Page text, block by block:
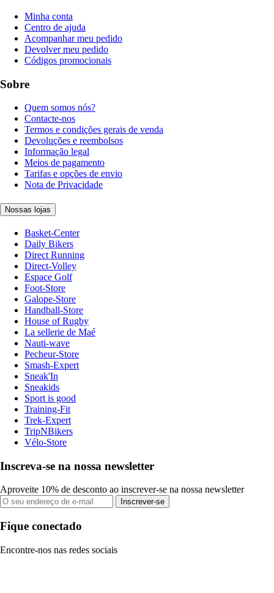
Minha conta
Centro de ajuda
Acompanhar meu pedido
Devolver meu pedido
Códigos promocionais
Sobre
Quem somos nós?
Contacte-nos
Termos e condições gerais de venda
Devoluções e reembolsos
Informação legal
Meios de pagamento
Tarifas e opções de envio
Nota de Privacidade
Nossas lojas
Basket-Center
Daily Bikers
Direct Running
Direct-Volley
Espace Golf
Foot-Store
Galope-Store
Handball-Store
House of Rugby
La sellerie de Maé
Nauti-wave
Pecheur-Store
Smash-Expert
Sneak'In
Sneakids
Sport is good
Training-Fit
Trek-Expert
TripNBikers
Vélo-Store
Inscreva-se na nossa newsletter
Aproveite 10% de desconto ao inscrever-se na nossa newsletter
Inscrever-se
Fique conectado
Encontre-nos nas redes sociais